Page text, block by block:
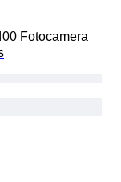
Fotocamera